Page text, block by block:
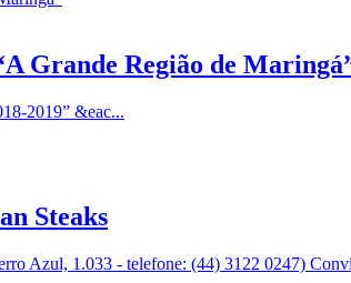
Grande Região de
2019” &eac...
Steaks
Azul, 1.033 - telefone: (44) 3122 0247)